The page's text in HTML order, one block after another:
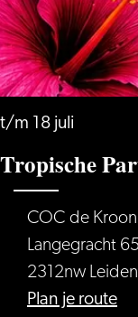
t/m 18 juli
Tropische
COC de Kroon
Langegracht 65
2312nw Leiden
Plan je route